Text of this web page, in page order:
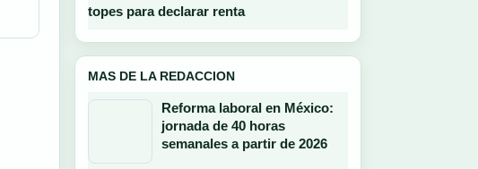
topes para declarar renta
MAS DE LA REDACCION
Reforma laboral en México:
jornada de 40 horas
semanales a partir de 2026